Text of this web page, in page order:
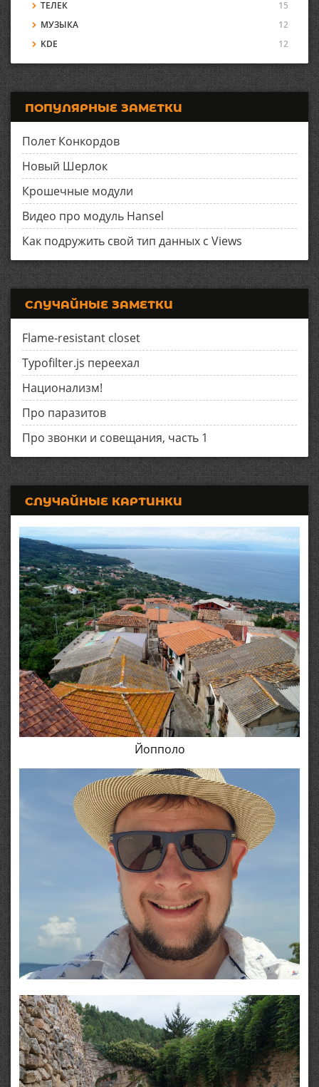
ТЕЛЕК
15
МУЗЫКА
12
KDE
12
ПОПУЛЯРНЫЕ ЗАМЕТКИ
Полет Конкордов
Новый Шерлок
Крошечные модули
Видео про модуль Hansel
Как подружить свой тип данных с Views
СЛУЧАЙНЫЕ ЗАМЕТКИ
Flame-resistant closet
Typofilter.js переехал
Национализм!
Про паразитов
Про звонки и совещания, часть 1
СЛУЧАЙНЫЕ КАРТИНКИ
Йопполо